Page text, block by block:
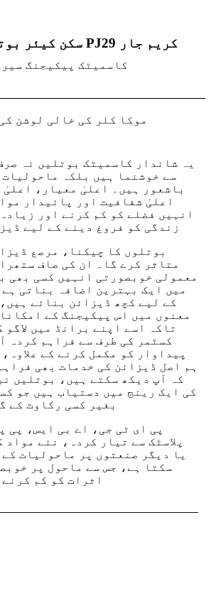
TL01 سکن کیئر بوتل اور PJ29 کریم جار
یہ شاندار کاسمیٹک بوتلیں نہ
سے خوشنما ہیں بلکہ
باشعور ہیں۔ اعلیٰ معیار، اعلیٰ
اعلیٰ شفافیت اور پائیدار
انہیں فضلے کو کم کرنے اور
زندگی کو فروغ دینے کے لیے
بوتلوں کا چیکنا، مرصع
متاثر کرے گا۔ ان کی صاف
معمولی خوبصورتی انہیں کسی بھی
میں ایک بہترین اضافہ بناتی
کے لیے کچھ ڈیزائن بنائے
معنوں میں اس پیکیجنگ کے
تاکہ اسے اپنے برانڈ میں لاگو
کسٹمر کی طرف سے فراہم کردہ
پیداوار کو مکمل کرنے کے
ہم اصل ڈیزائن کی خدمات بھی
کہ آپ دیکھ سکتے ہیں، بوتلیں
کی ایک رینج میں دستیاب ہیں جو
بغیر کسی رکاوٹ کے
پی ای ٹی جی، اے بی ایس، پی
پلاسٹک سے تیار کردہ، نئے مواد
یا دیگر صنعتوں پر ماحولیات کے
سکتا ہے، جس سے ماحول پر
اثرات کو کم کرنے